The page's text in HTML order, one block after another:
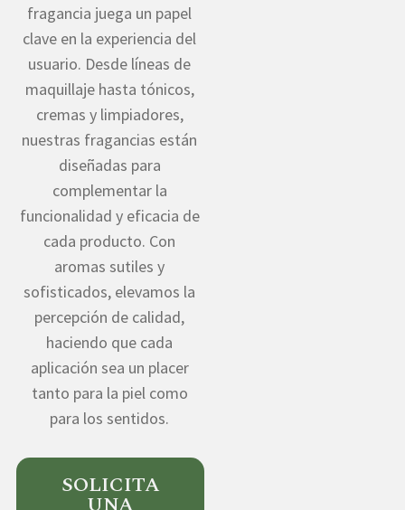
fragancia juega un papel
clave en la experiencia del
usuario. Desde líneas de
maquillaje hasta tónicos,
cremas y limpiadores,
nuestras fragancias están
diseñadas para
complementar la
funcionalidad y eficacia de
cada producto. Con
aromas sutiles y
sofisticados, elevamos la
percepción de calidad,
haciendo que cada
aplicación sea un placer
tanto para la piel como
para los sentidos.
SOLICITA